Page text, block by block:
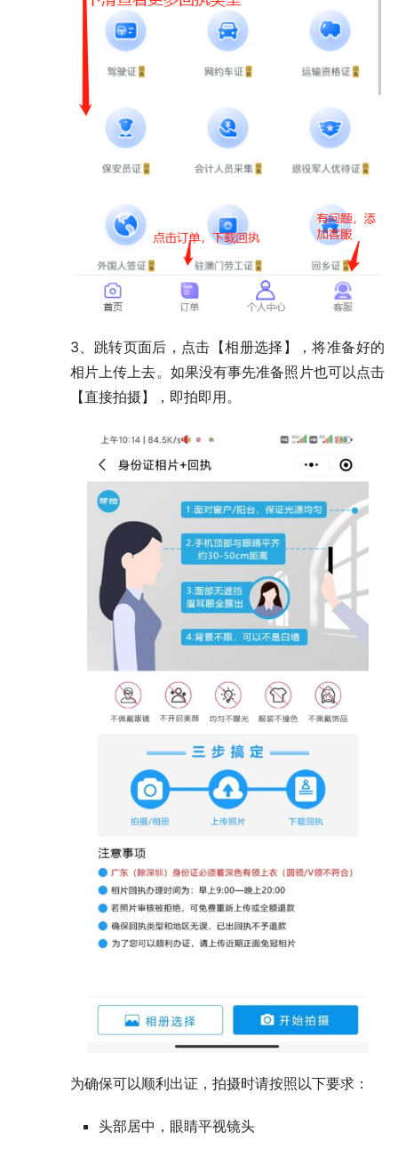
3、跳转页面后，点击【相册选择】，将准备好的
相片上传上去。如果没有事先准备照片也可以点击
【直接拍摄】，即拍即用。
为确保可以顺利出证，拍摄时请按照以下要求：
头部居中，眼睛平视镜头